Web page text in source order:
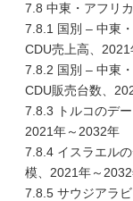
7.8 中東・アフリカ
7.8.1 国別 – 中東
CDU売上高、
7.8.2 国別 – 中東
CDU販売台数、
7.8.3 トルコのデ
2021年～2032年
7.8.4 イスラエル
模、2021年～
7.8.5 サウジアラ